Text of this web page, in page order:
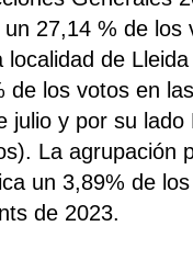
27,14 % de los
localidad de
de los votos en
julio y por su
La agrupación
un 3,89% de
de 2023.